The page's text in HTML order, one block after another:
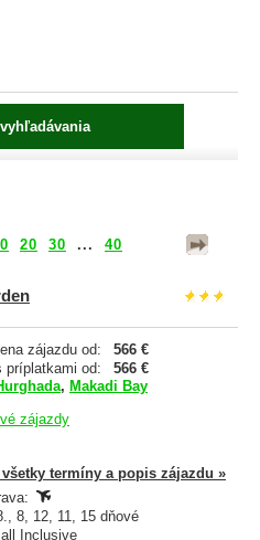
20 30 ... 40
zájazdu od:
566 €
príplatkami od:
566 €
, Makadi Bay
zájazdy
termíny a popis zájazdu »
8, 12, 11, 15 dňové
Inclusive